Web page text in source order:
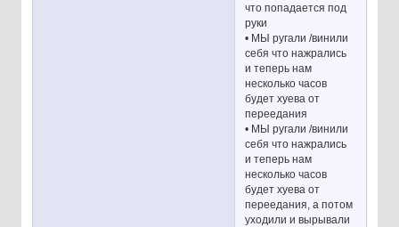
что попадается под
руки
• МЫ ругали /винили
себя что нажрались
и теперь нам
несколько часов
будет хуева от
переедания
• МЫ ругали /винили
себя что нажрались
и теперь нам
несколько часов
будет хуева от
переедания, а потом
уходили и вырывали